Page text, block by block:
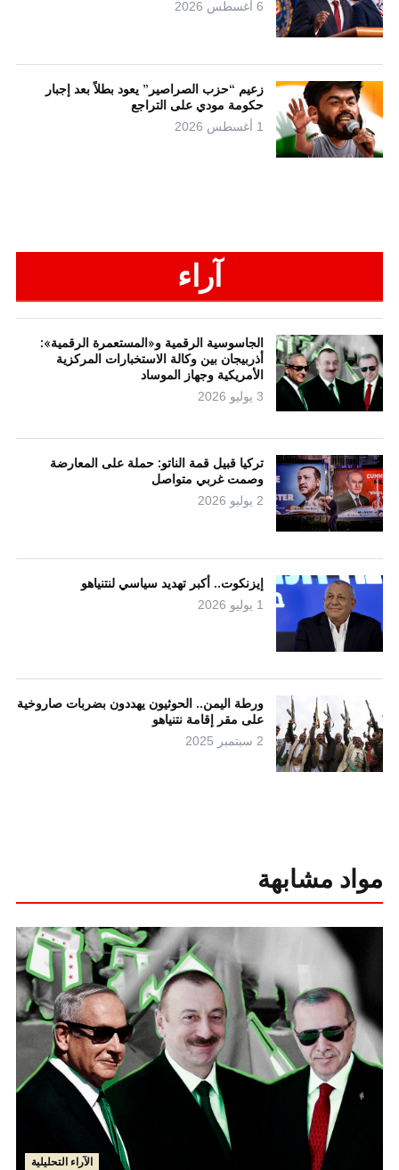
6 أغسطس 2026
زعيم “حزب الصراصير” يعود بطلاً بعد إجبار
حكومة مودي على التراجع
1 أغسطس 2026
آراء
الجاسوسية الرقمية و«المستعمرة الرقمية»:
أذربيجان بين وكالة الاستخبارات المركزية
الأمريكية وجهاز الموساد
3 يوليو 2026
تركيا قبيل قمة الناتو: حملة على المعارضة
وصمت غربي متواصل
2 يوليو 2026
إيزنكوت.. أكبر تهديد سياسي لنتنياهو
1 يوليو 2026
ورطة اليمن.. الحوثيون يهددون بضربات صاروخية
على مقر إقامة نتنياهو
2 سبتمبر 2025
مواد مشابهة
الآراء التحليلية